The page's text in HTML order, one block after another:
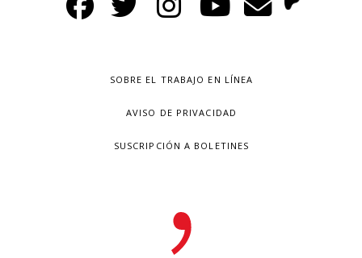
SOBRE EL TRABAJO EN LÍNEA
AVISO DE PRIVACIDAD
SUSCRIPCIÓN A BOLETINES